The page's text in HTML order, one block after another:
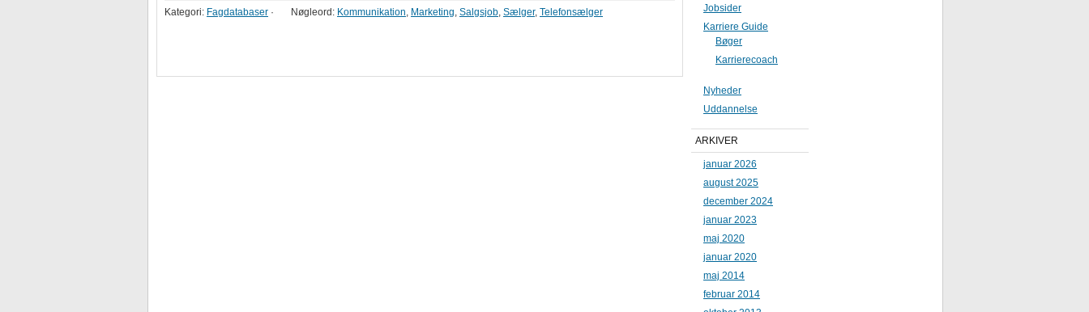
Kategori: Fagdatabaser · Nøgleord: Kommunikation, Marketing, Salgsjob, Sælger, Telefonsælger
Jobsider
Karriere Guide
Bøger
Karrierecoach
Nyheder
Uddannelse
ARKIVER
januar 2026
august 2025
december 2024
januar 2023
maj 2020
januar 2020
maj 2014
februar 2014